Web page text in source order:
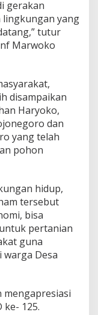
gerakan
yang
tutur
Marwoko
disampaikan
Haryoko,
dan
yang telah
pohon
hidup,
tersebut
bisa
pertanian
guna
Desa
mengapresiasi
125.